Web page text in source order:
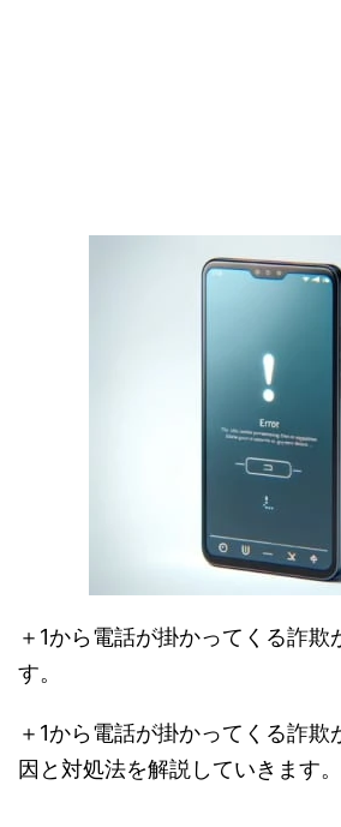
＋1から電話が掛かってくる詐欺
す。
＋1から電話が掛かってくる詐欺
因と対処法を解説していきます。